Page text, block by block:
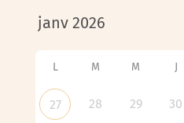
L M M J
27 28 29 30